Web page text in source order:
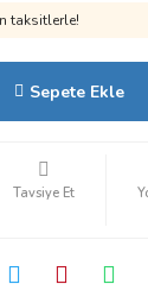
taksitlerle!
Sepete Ekle
Tavsiye Et